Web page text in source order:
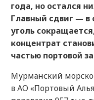
года, но остался
Главный сдвиг — в
уголь
концентрат
частью портовой
Мурманский
в АО «Портовый